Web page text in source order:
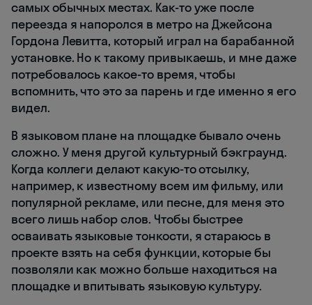
самых обычных местах. Как-то уже после
переезда я напоролся в метро на Джейсона
Гордона Левитта, который играл на барабанной
установке. Но к такому привыкаешь, и мне даже
потребовалось какое-то время, чтобы
вспомнить, что это за парень и где именно я его
видел.
В языковом плане на площадке бывало очень
сложно. У меня другой культурный бэкграунд.
Когда коллеги делают какую-то отсылку,
например, к известному всем им фильму, или
популярной рекламе, или песне, для меня это
всего лишь набор слов. Чтобы быстрее
осваивать языковые тонкости, я стараюсь в
проекте взять на себя функции, которые бы
позволяли как можно больше находиться на
площадке и впитывать языковую культуру.